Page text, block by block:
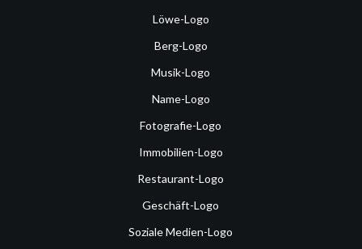
Löwe-Logo
Berg-Logo
Musik-Logo
Name-Logo
Fotografie-Logo
Immobilien-Logo
Restaurant-Logo
Geschäft-Logo
Soziale Medien-Logo